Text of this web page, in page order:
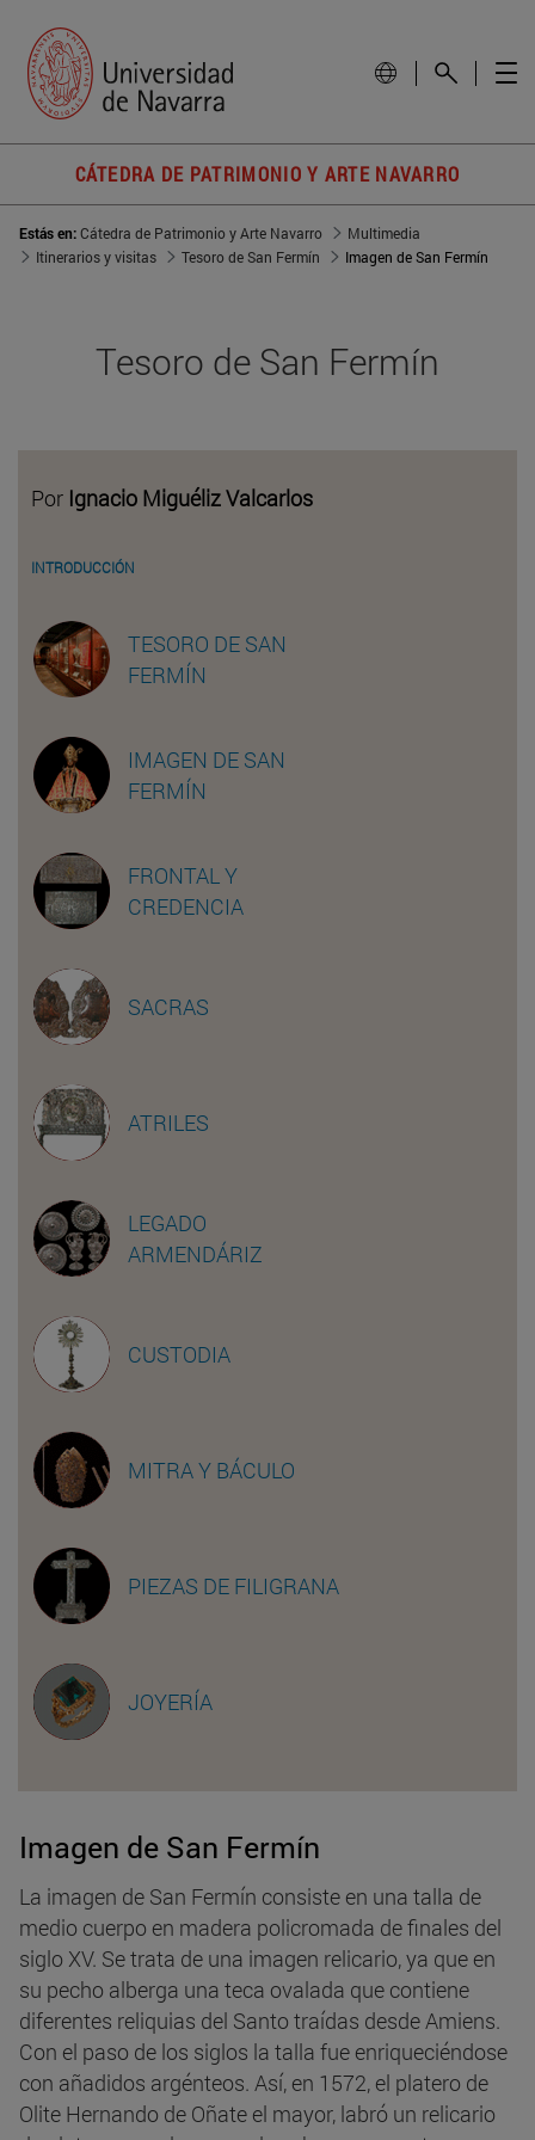
CÁTEDRA DE PATRIMONIO Y ARTE NAVARRO
Estás en:Cátedra de Patrimonio y Arte Navarro
Multimedia
Itinerarios y visitas
Tesoro de San Fermín Imagen de San Fermín
Tesoro de San Fermín
Por Ignacio Miguéliz Valcarlos
INTRODUCCIÓN
TESORO DE SAN
FERMÍN
IMAGEN DE SAN
FERMÍN
FRONTAL Y
CREDENCIA
SACRAS
ATRILES
LEGADO
ARMENDÁRIZ
CUSTODIA
MITRA Y BÁCULO
PIEZAS DE FILIGRANA
JOYERÍA
Imagen de San Fermín
La imagen de San Fermín consiste en una talla de
medio cuerpo en madera policromada de finales del
siglo XV. Se trata de una imagen relicario, ya que en
su pecho alberga una teca ovalada que contiene
diferentes reliquias del Santo traídas desde Amiens.
Con el paso de los siglos la talla fue enriqueciéndose
con añadidos argénteos. Así, en 1572, el platero de
Olite Hernando de Oñate el mayor, labró un relicario